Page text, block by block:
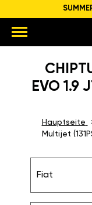
EVO 1.9
Hauptseite
Multijet
Fiat